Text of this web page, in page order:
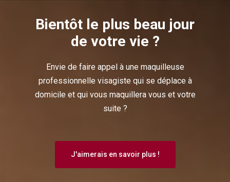
Bientôt le plus beau jour
de votre vie ?
Envie de faire appel à une maquilleuse
professionnelle visagiste qui se déplace à
domicile et qui vous maquillera vous et votre
suite ?
J'aimerais en savoir plus !